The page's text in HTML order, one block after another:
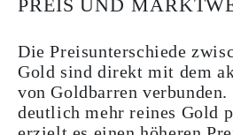
PREIS UND
Die Preisunterschiede
Gold sind direkt mit dem
von Goldbarren
deutlich mehr reines Gold